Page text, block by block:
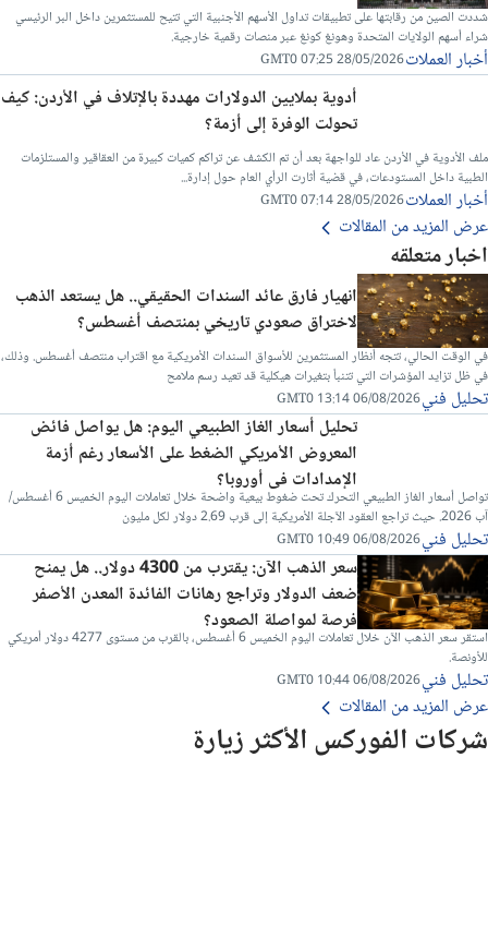
شركات الفوركس الأكثر زيارة
شددت الصين من رقابتها على تطبيقات تداول الأسهم الأجنبية التي تتيح للمستثمرين داخل البر الرئيسي
شراء أسهم الولايات المتحدة وهونغ كونغ عبر منصات رقمية خارجية.
أخبار العملات28/05/2026 07:25 GMT0
أدوية بملايين الدولارات مهددة بالإتلاف في الأردن: كيف
تحولت الوفرة إلى أزمة؟
ملف الأدوية في الأردن عاد للواجهة بعد أن تم الكشف عن تراكم كميات كبيرة من العقاقير والمستلزمات
الطبية داخل المستودعات، في قضية أثارت الرأي العام حول إدارة...
أخبار العملات28/05/2026 07:14 GMT0
عرض المزيد من المقالات
اخبار متعلقه
انهيار فارق عائد السندات الحقيقي.. هل يستعد الذهب
لاختراق صعودي تاريخي بمنتصف أغسطس؟
في الوقت الحالي، تتجه أنظار المستثمرين للأسواق السندات الأمريكية مع اقتراب منتصف أغسطس. وذلك،
في ظل تزايد المؤشرات التي تتنبأ بتغيرات هيكلية قد تعيد رسم ملامح
تحليل فني06/08/2026 13:14 GMT0
تحليل أسعار الغاز الطبيعي اليوم: هل يواصل فائض
المعروض الأمريكي الضغط على الأسعار رغم أزمة
الإمدادات في أوروبا؟
تواصل أسعار الغاز الطبيعي التحرك تحت ضغوط بيعية واضحة خلال تعاملات اليوم الخميس 6 أغسطس/
آب 2026. حيث تراجع العقود الآجلة الأمريكية إلى قرب 2.69 دولار لكل مليون
تحليل فني06/08/2026 10:49 GMT0
سعر الذهب الآن: يقترب من 4300 دولار.. هل يمنح
ضعف الدولار وتراجع رهانات الفائدة المعدن الأصفر
فرصة لمواصلة الصعود؟
استقر سعر الذهب الآن خلال تعاملات اليوم الخميس 6 أغسطس، بالقرب من مستوى 4277 دولار أمريكي
للأونصة.
تحليل فني06/08/2026 10:44 GMT0
عرض المزيد من المقالات